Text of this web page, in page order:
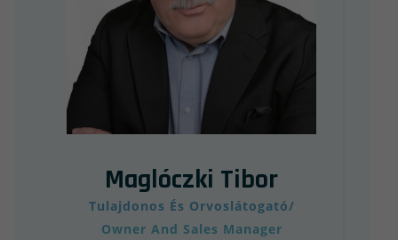
Maglóczki Tibor
Tulajdonos És Orvoslátogató/
Owner And Sales Manager